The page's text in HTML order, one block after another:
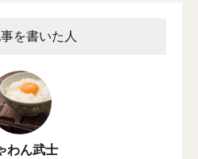
を書いた人
わん武士